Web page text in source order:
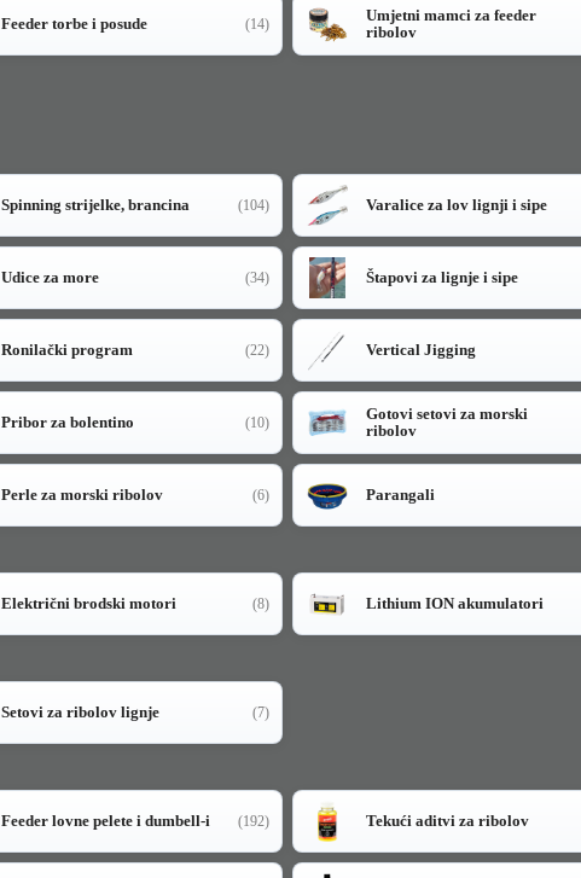
Feeder torbe i posude (14)
Umjetni mamci za feeder
ribolov
Spinning strijelke, brancina (104) Varalice za lov lignji i sipe
Udice za more (34) Štapovi za lignje i sipe
Ronilački program (22) Vertical Jigging
Pribor za bolentino (10)
Gotovi setovi za morski
ribolov
Perle za morski ribolov (6) Parangali
Električni brodski motori (8) Lithium ION akumulatori
Setovi za ribolov lignje (7)
Feeder lovne pelete i dumbell-i (192) Tekući aditvi za ribolov